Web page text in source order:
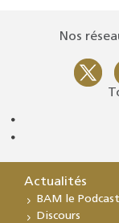
Nos
Actualités
BAM le Podcast
Discours